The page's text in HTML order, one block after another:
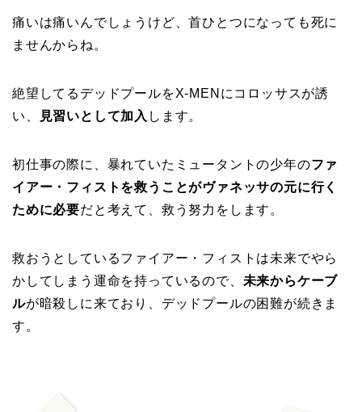
痛いは痛いんでしょうけど、首ひとつになっても死に
ませんからね。
絶望してるデッドプールをX-MENにコロッサスが誘
い、
見習いとして加入 します。
初仕事の際に、暴れていたミュータントの少年のファ
イアー・フィストを救うことがヴァネッサの元に行く
ために必要だと考えて、救う努力をします。
救おうとしているファイアー・フィストは未来でやら
かしてしまう運命を持っているので、 未来からケーブ
ルが暗殺しに来ており、デッドプールの困難が続きま
す。